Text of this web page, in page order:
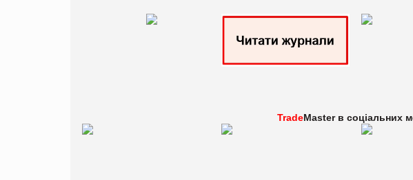
TradeMaster в соціальних